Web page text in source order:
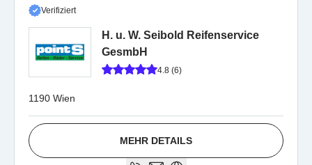
Verifiziert
H. u. W. Seibold Reifenservice
GesmbH
4.8 (6)
1190 Wien
MEHR DETAILS